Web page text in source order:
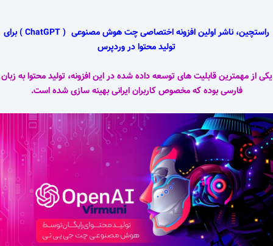
راستچین، ناشر اولین افزونه اختصاصی چت هوش مصنوعی ( ChatGPT )
برای
تولید محتوا در وردپرس
یکی از مهمترین قابلیت های توسعه داده شده در این افزونه، تولید محتوا به زبان
فارسی بوده که مخصوص کاربران ایرانی بهینه سازی شده است.